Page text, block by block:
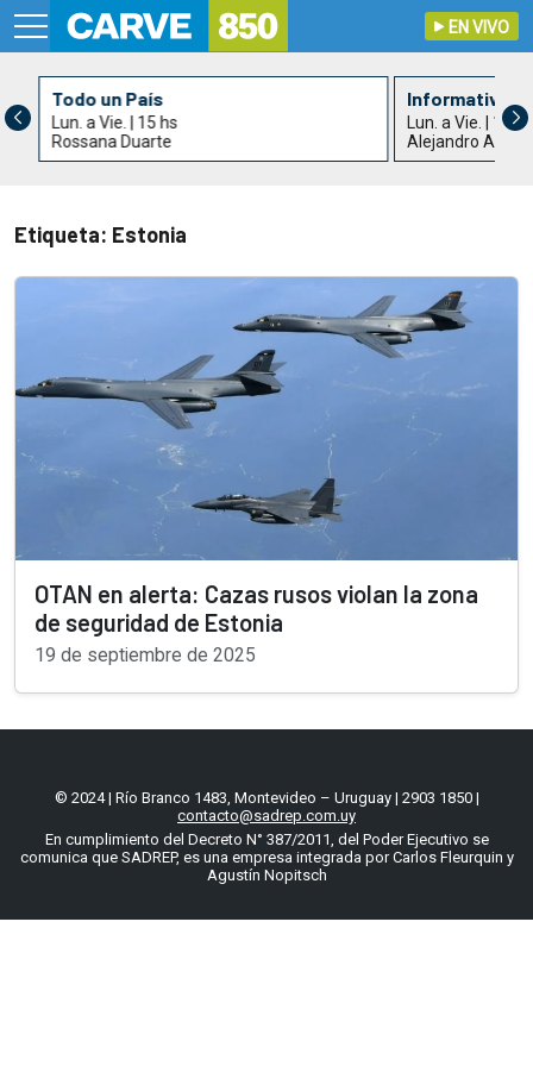
EN VIVO
Todo un País
Lun. a Vie. | 15 hs
Rossana Duarte
Informativo
Lun. a Vie. | 17 hs
Alejandro Acle
Etiqueta: Estonia
OTAN en alerta: Cazas rusos violan la zona
de seguridad de Estonia
19 de septiembre de 2025
© 2024 | Río Branco 1483, Montevideo – Uruguay | 2903 1850 |
contacto@sadrep.com.uy
En cumplimiento del Decreto N° 387/2011, del Poder Ejecutivo se
comunica que SADREP, es una empresa integrada por Carlos Fleurquin y
Agustín Nopitsch